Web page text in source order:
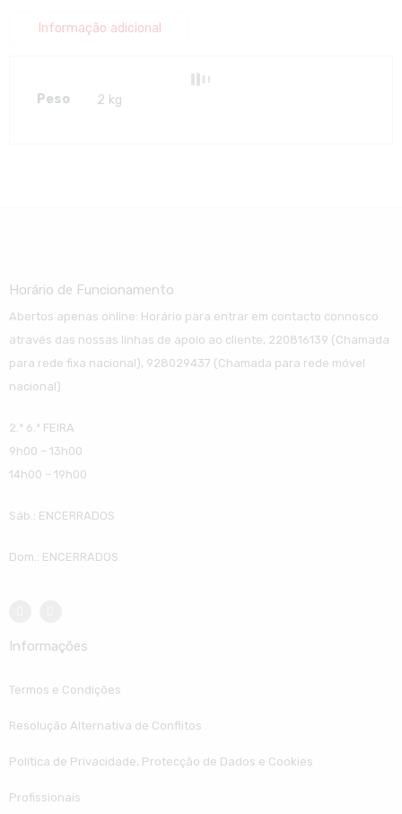
Informação adicional
Peso 2 kg
Horário de Funcionamento
Abertos apenas online: Horário para entrar em contacto connosco
através das nossas linhas de apoio ao cliente, 220816139 (Chamada
para rede fixa nacional), 928029437 (Chamada para rede móvel
nacional)
2.ª 6.ª FEIRA
9h00 – 13h00
14h00 – 19h00
Sáb.: ENCERRADOS
Dom.: ENCERRADOS
Informações
Termos e Condições
Resolução Alternativa de Conflitos
Política de Privacidade, Protecção de Dados e Cookies
Profissionais